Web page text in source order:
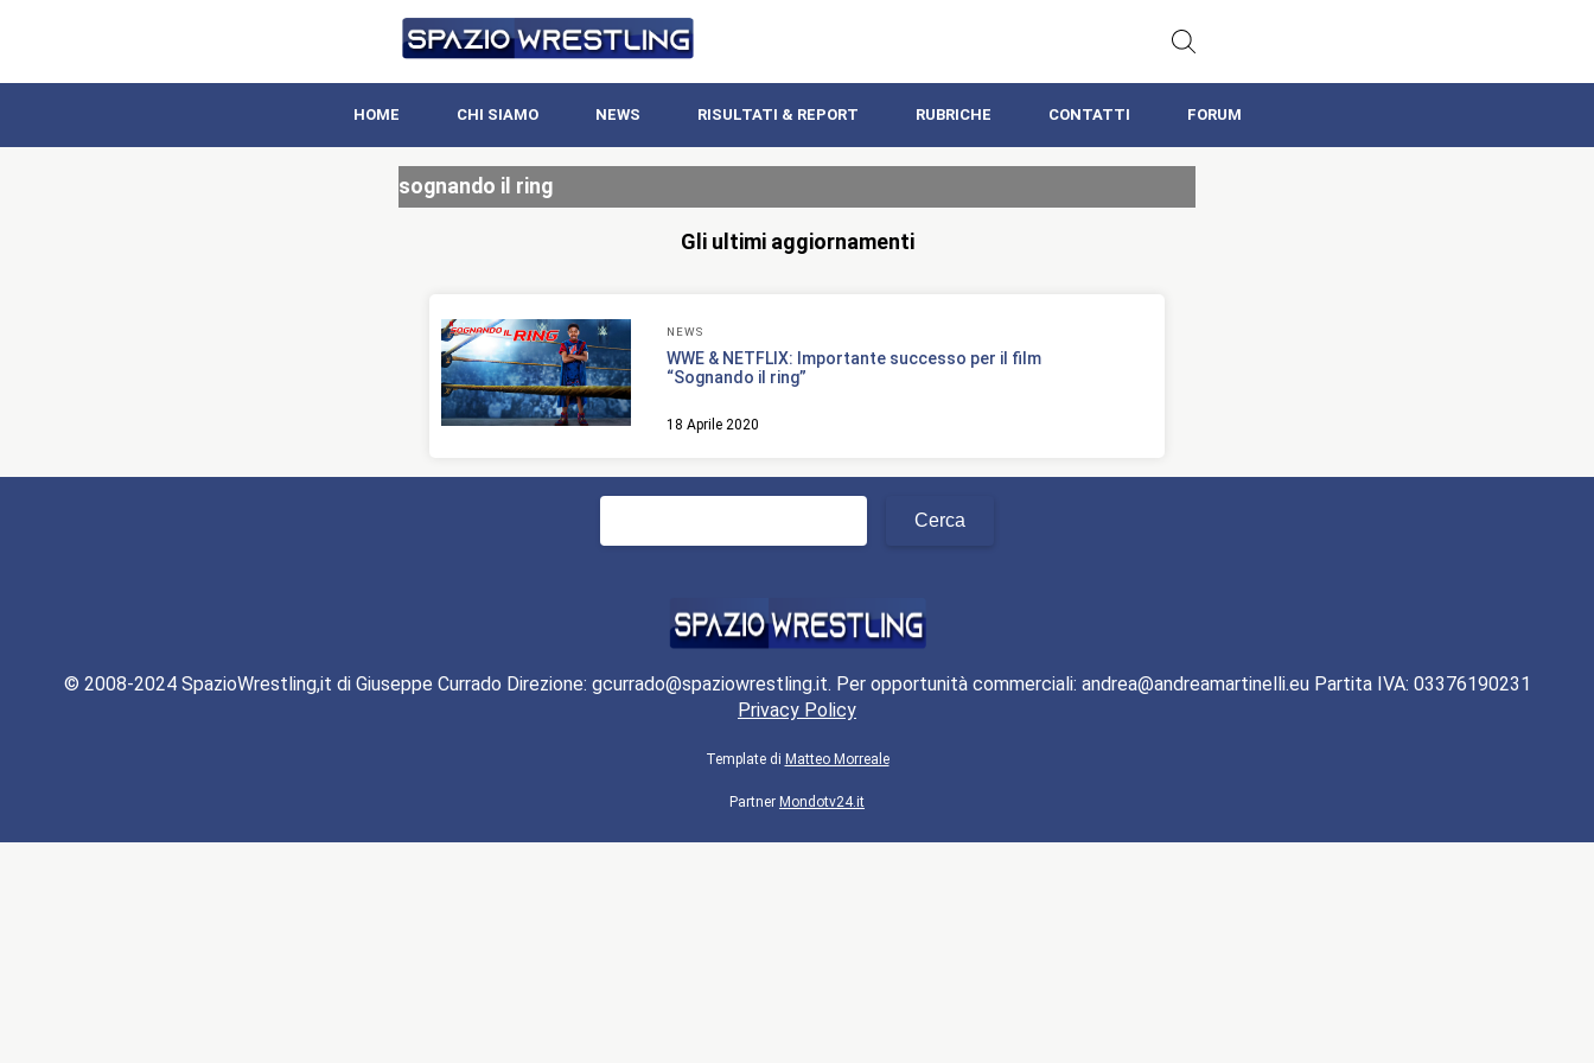
HOME CHI SIAMO NEWS RISULTATI & REPORT RUBRICHE CONTATTI FORUM
sognando il ring
Gli ultimi aggiornamenti
NEWS
WWE & NETFLIX: Importante successo per il film
“Sognando il ring”
18 Aprile 2020
© 2008-2024 SpazioWrestling,it di Giuseppe Currado Direzione: gcurrado@spaziowrestling.it. Per opportunità commerciali: andrea@andreamartinelli.eu Partita IVA: 03376190231
Privacy Policy
Template di Matteo Morreale
Partner Mondotv24.it